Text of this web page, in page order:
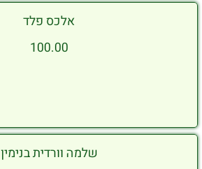
אלכס פלד
100.00
שלמה וורדית בנימין